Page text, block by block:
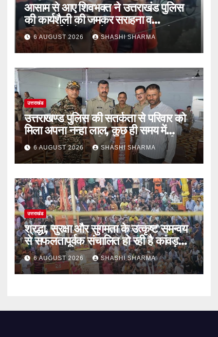
आसाम से आए शिवभक्त ने उत्तराखंड पुलिस
की कार्यशैली की जमकर सराहना व
पुलिसकर्मियों के सहयोगात्मक व्यवहार की
खुलकर प्रशंसा
6 AUGUST 2026 SHASHI SHARMA
उत्तराखंड
उत्तराखण्ड पुलिस की सतर्कता से परिवार को
मिला अपना नन्हा लाल, कुछ ही समय में
सकुशल खोजकर परिजनों के किया सुपुर्द
6 AUGUST 2026 SHASHI SHARMA
उत्तराखंड
श्रद्धा, सुरक्षा और सुगमता के उत्कृष्ट समन्वय
से सफलतापूर्वक संचालित हो रही है कांवड़
यात्रा
6 AUGUST 2026 SHASHI SHARMA